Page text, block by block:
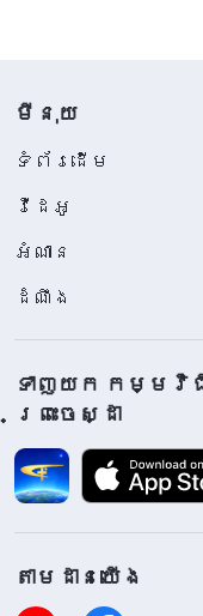
មីនុយ
ទំព័រ​ដើម
វីដេអូ
អំណាន
ដំណឹង
ទាញយក កម្មវិ
ព្រះចេស្ដា
តាម​ដាន​យើង​